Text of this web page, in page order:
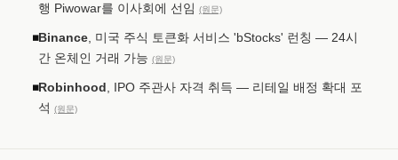
행 Piwowar를 이사회에 선임 (원문)
◾Binance , 미국 주식 토큰화 서비스 'bStocks' 런칭 — 24시
간 온체인 거래 가능 (원문)
◾Robinhood , IPO 주관사 자격 취득 — 리테일 배정 확대 포
석 (원문)